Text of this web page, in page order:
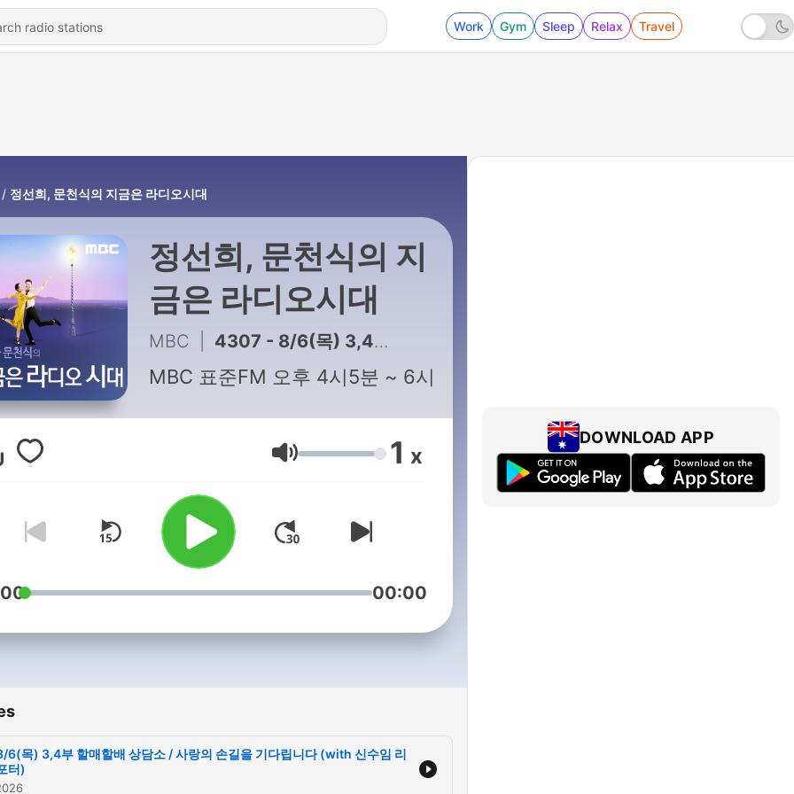
Work Gym Sleep Relax Travel
정선희, 문천식의 지금은 라디오시대
정선희, 문천식의 지
금은 라디오시대
MBC 4307 - 8/6(목) 3,4부 할매할배 상담소 / 사랑의 손길을 기다립니다 (with 신수임 리포터)
MBC 표준FM 오후 4시5분 ~ 6시
Volume 1 x
00:00
6(목) 3,4부 할매할배 상담소 / 사랑의 손길을 기다립니다 (with 신수임 리
터)
DOWNLOAD APP